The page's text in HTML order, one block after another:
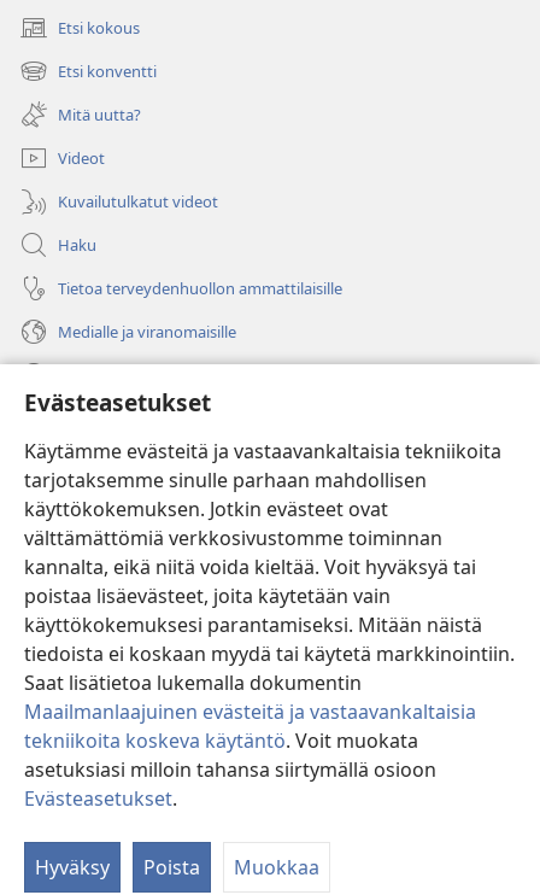
Evästeasetukset
Käytämme evästeitä ja vastaavankaltaisia tekniikoita
tarjotaksemme sinulle parhaan mahdollisen
käyttökokemuksen. Jotkin evästeet ovat
välttämättömiä verkkosivustomme toiminnan
kannalta, eikä niitä voida kieltää. Voit hyväksyä tai
poistaa lisäevästeet, joita käytetään vain
käyttökokemuksesi parantamiseksi. Mitään näistä
tiedoista ei koskaan myydä tai käytetä markkinointiin.
Saat lisätietoa lukemalla dokumentin
Maailmanlaajuinen evästeitä ja vastaavankaltaisia
tekniikoita koskeva käytäntö. Voit muokata
asetuksiasi milloin tahansa siirtymällä osioon
Evästeasetukset.
Hyväksy Poista Muokkaa
Etsi kokous
(avaa
uuden
ikkunan)
Etsi konventti
(avaa
uuden
ikkunan)
Mitä uutta?
Videot
Kuvailutulkatut videot
Haku
Tietoa terveydenhuollon ammattilaisille
Medialle ja viranomaisille
(avaa
uuden
ikkunan)Vartiotornin VERKKOKIRJASTO
(avaa
uuden
ikkunan)JW Hub ®
(avaa
uuden
ikkunan)
®
Watchtower Library
Copyright
© 2026 Watch Tower Bible and Tract Society of Pennsylvania.
KÄYTTÖEHDOT|TIETOSUOJAKÄYTÄNTÖ